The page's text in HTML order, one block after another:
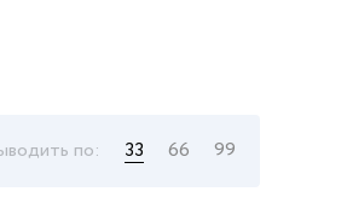
по: 33 66 99